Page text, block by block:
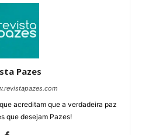
Pazes
acreditam que a verdadeira paz
que desejam Pazes!